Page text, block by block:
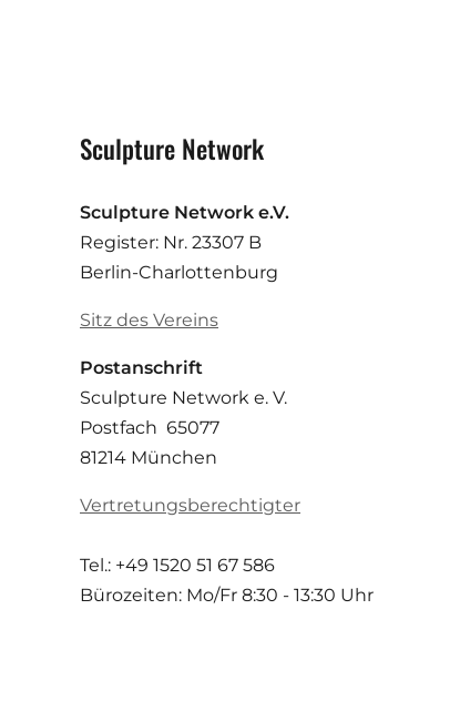
Sculpture Network
Sculpture Network e.V.
Register: Nr. 23307 B
Berlin-Charlottenburg
Sitz des Vereins
Postanschrift
Sculpture Network e. V.
Postfach 65077
81214 München
Vertretungsberechtigter
Tel.: +49 1520 51 67 586
Bürozeiten: Mo/Fr 8:30 - 13:30 Uhr